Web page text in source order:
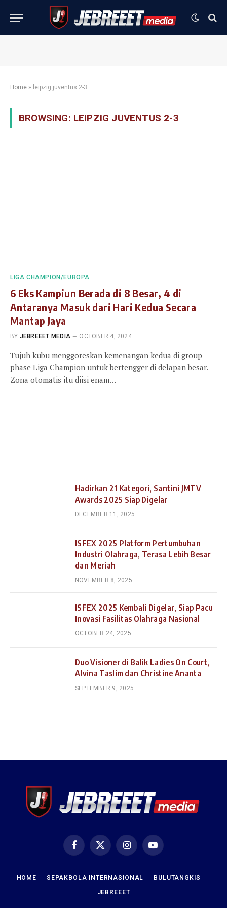
Home » leipzig juventus 2-3
BROWSING: LEIPZIG JUVENTUS 2-3
LIGA CHAMPION/EUROPA
6 Eks Kampiun Berada di 8 Besar, 4 di
Antaranya Masuk dari Hari Kedua Secara
Mantap Jaya
BY JEBREEET MEDIA OCTOBER 4, 2024
Tujuh kubu menggoreskan kemenangan kedua di group
phase Liga Champion untuk bertengger di delapan besar.
Zona otomatis itu diisi enam…
Hadirkan 21 Kategori, Santini JMTV
Awards 2025 Siap Digelar
DECEMBER 11, 2025
ISFEX 2025 Platform Pertumbuhan
Industri Olahraga, Terasa Lebih Besar
dan Meriah
NOVEMBER 8, 2025
ISFEX 2025 Kembali Digelar, Siap Pacu
Inovasi Fasilitas Olahraga Nasional
OCTOBER 24, 2025
Duo Visioner di Balik Ladies On Court,
Alvina Taslim dan Christine Ananta
SEPTEMBER 9, 2025
FacebookX
(Twitter)
InstagramYouTube
HOME SEPAKBOLA INTERNASIONAL BULUTANGKIS
JEBREEET